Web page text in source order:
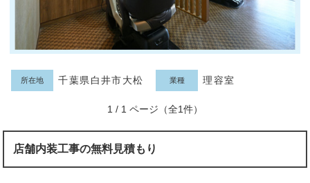
所在地 千葉県白井市大松 業種 理容室
1 / 1 ページ（全1件）
店舗内装工事の無料見積もり